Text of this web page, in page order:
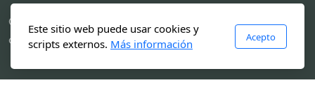
Copyright ©2024 Nombre del sitio web, Todos los
derechos reservados.
Este sitio web puede usar cookies y
scripts externos. Más información
Acepto